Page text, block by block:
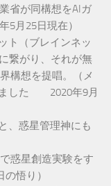
省が同構想をAIガ
月25日現在）
ト（ブレインネッ
繋がり、それが無
構想を提唱。（メ
ました 2020年9月
、惑星管理神にも
惑星創造実験をす
悟り）